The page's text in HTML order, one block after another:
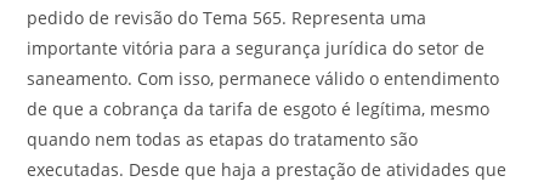
pedido de revisão do Tema 565. Representa uma
importante vitória para a segurança jurídica do setor de
saneamento. Com isso, permanece válido o entendimento
de que a cobrança da tarifa de esgoto é legítima, mesmo
quando nem todas as etapas do tratamento são
executadas. Desde que haja a prestação de atividades que